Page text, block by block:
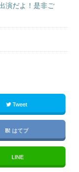
演だよ！是非ご
Tweet
はてブ
LINE